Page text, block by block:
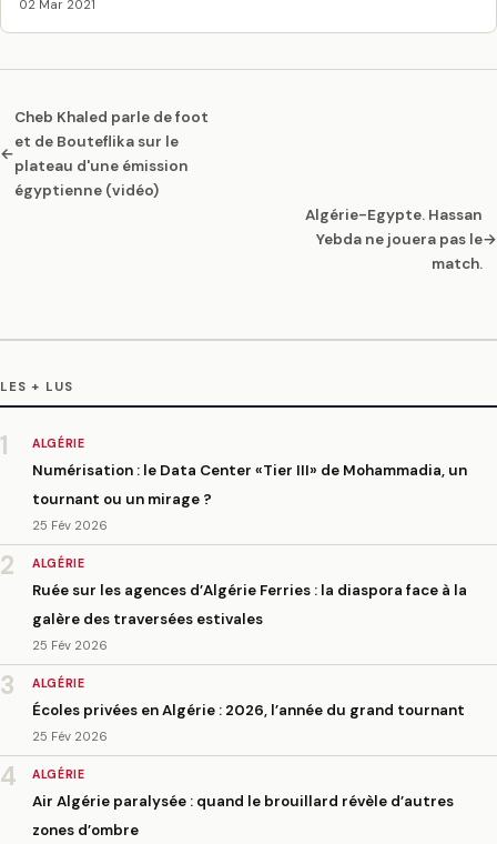
02 Mar 2021
←
Cheb Khaled parle de foot
et de Bouteflika sur le
plateau d'une émission
égyptienne (vidéo)
Algérie-Egypte. Hassan
Yebda ne jouera pas le
match.
→
LES + LUS
1 ALGÉRIE
Numérisation : le Data Center «Tier III» de Mohammadia, un
tournant ou un mirage ?
25 Fév 2026
2 ALGÉRIE
Ruée sur les agences d’Algérie Ferries : la diaspora face à la
galère des traversées estivales
25 Fév 2026
3 ALGÉRIE
Écoles privées en Algérie : 2026, l’année du grand tournant
25 Fév 2026
4 ALGÉRIE
Air Algérie paralysée : quand le brouillard révèle d’autres
zones d’ombre